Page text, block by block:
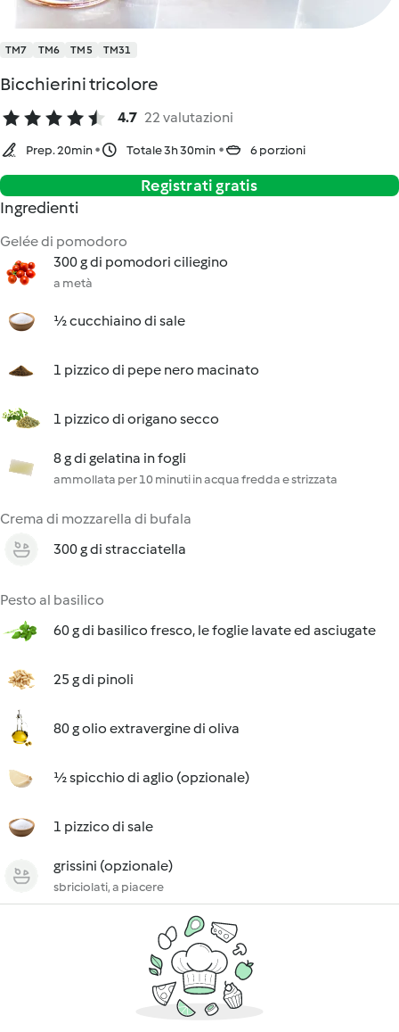
TM7 TM6 TM5 TM31
Bicchierini tricolore
4.7 22 valutazioni
Prep. 20min Totale 3h 30min 6 porzioni
Registrati gratis
Ingredienti
Gelée di pomodoro
300 g di pomodori ciliegino
a metà
½ cucchiaino di sale
1 pizzico di pepe nero macinato
1 pizzico di origano secco
8 g di gelatina in fogli
ammollata per 10 minuti in acqua fredda e strizzata
Crema di mozzarella di bufala
300 g di stracciatella
Pesto al basilico
60 g di basilico fresco, le foglie lavate ed asciugate
25 g di pinoli
80 g olio extravergine di oliva
½ spicchio di aglio (opzionale)
1 pizzico di sale
grissini (opzionale)
sbriciolati, a piacere